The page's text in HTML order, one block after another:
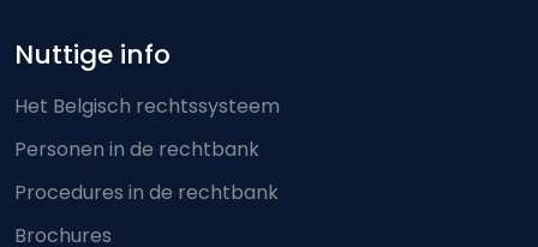
Nuttige info
Het Belgisch rechtssysteem
Personen in de rechtbank
Procedures in de rechtbank
Brochures